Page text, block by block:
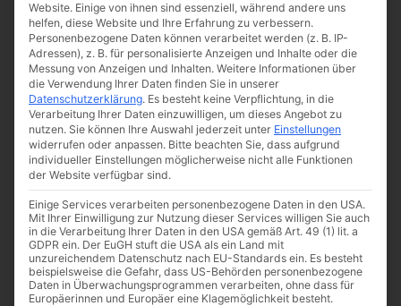
Start/ Einzelsteine/Antike Einzelsteine/ Basalt „Bratwurst“
Basalt
„Bratwurst“
Artikelnummer: B1-30
€184,45 (inkl. MwSt.)
Gewicht & Maße
Gewicht
ca.
40
Länge
ca.
Website. Einige von ihnen sind essenziell, während andere uns
helfen, diese Website und Ihre Erfahrung zu verbessern.
Personenbezogene Daten können verarbeitet werden (z. B. IP-
Adressen), z. B. für personalisierte Anzeigen und Inhalte oder die
Messung von Anzeigen und Inhalten. Weitere Informationen über
die Verwendung Ihrer Daten finden Sie in unserer
Datenschutzerklärung. Es besteht keine Verpflichtung, in die
Verarbeitung Ihrer Daten einzuwilligen, um dieses Angebot zu
nutzen. Sie können Ihre Auswahl jederzeit unter Einstellungen
widerrufen oder anpassen. Bitte beachten Sie, dass aufgrund
individueller Einstellungen möglicherweise nicht alle Funktionen
der Website verfügbar sind.
Einige Services verarbeiten personenbezogene Daten in den USA.
Mit Ihrer Einwilligung zur Nutzung dieser Services willigen Sie auch
in die Verarbeitung Ihrer Daten in den USA gemäß Art. 49 (1) lit. a
GDPR ein. Der EuGH stuft die USA als ein Land mit
unzureichendem Datenschutz nach EU-Standards ein. Es besteht
beispielsweise die Gefahr, dass US-Behörden personenbezogene
Daten in Überwachungsprogrammen verarbeiten, ohne dass für
Europäerinnen und Europäer eine Klagemöglichkeit besteht.